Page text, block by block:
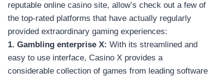
reputable online casino site, allow’s check out a few of
the top-rated platforms that have actually regularly
provided extraordinary gaming experiences:
1. Gambling enterprise X: With its streamlined and
easy to use interface, Casino X provides a
considerable collection of games from leading software